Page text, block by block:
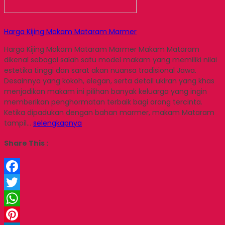
Harga Kijing Makam Mataram Marmer
Harga Kijing Makam Mataram Marmer Makam Mataram
dikenal sebagai salah satu model makam yang memiliki nilai
estetika tinggi dan sarat akan nuansa tradisional Jawa.
Desainnya yang kokoh, elegan, serta detail ukiran yang khas
menjadikan makam ini pilihan banyak keluarga yang ingin
memberikan penghormatan terbaik bagi orang tercinta.
Ketika dipadukan dengan bahan marmer, makam Mataram
tampil… selengkapnya
Share This :
Facebook
Twitter
WhatsApp